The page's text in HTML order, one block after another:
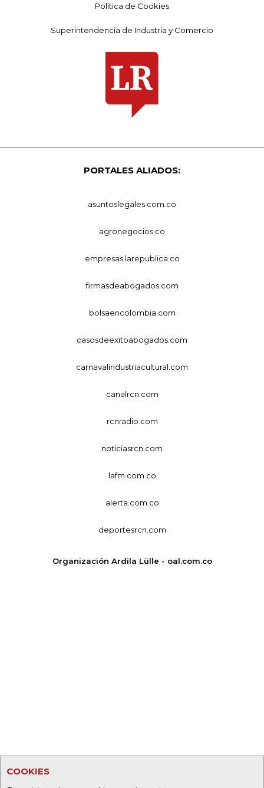
COOKIES
Política de Cookies
Superintendencia de Industria y Comercio
PORTALES ALIADOS:
asuntoslegales.com.co
agronegocios.co
empresas.larepublica.co
firmasdeabogados.com
bolsaencolombia.com
casosdeexitoabogados.com
carnavalindustriacultural.com
canalrcn.com
rcnradio.com
noticiasrcn.com
lafm.com.co
alerta.com.co
deportesrcn.com
Organización Ardila Lülle - oal.com.co